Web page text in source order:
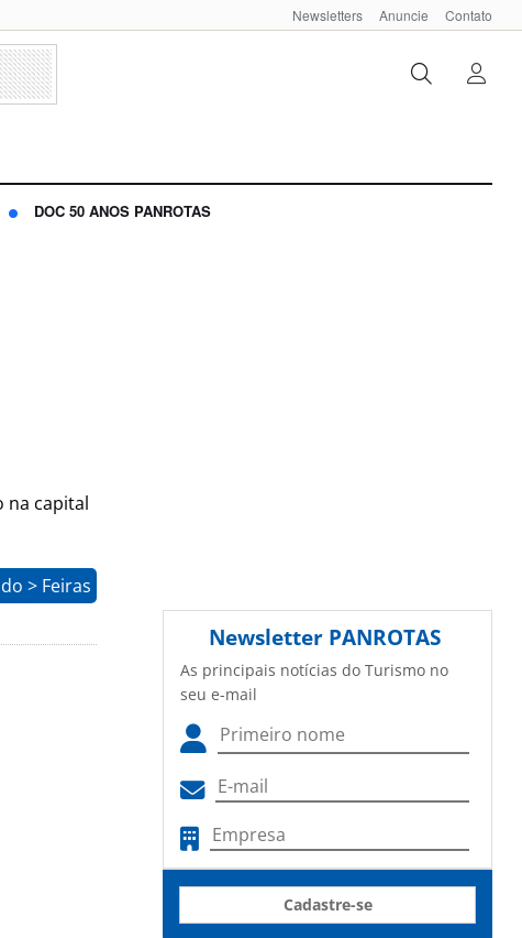
Newsletters Anuncie Contato
DOC 50 ANOS PANROTAS
na capital
> Feiras
Newsletter PANROTAS
As principais notícias do Turismo no
seu e-mail
Cadastre-se